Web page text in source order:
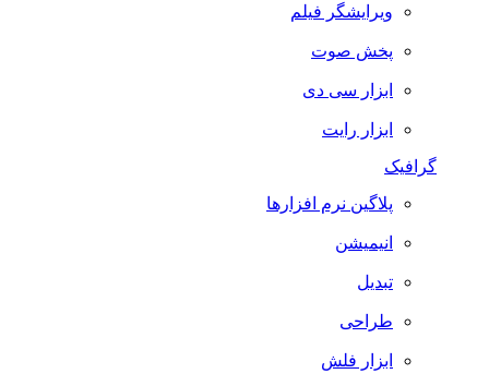
ویرایشگر فیلم
پخش صوت
ابزار سی دی
ابزار رایت
گرافیک
پلاگین نرم افزارها
انیمیشن
تبدیل
طراحی
ابزار فلش